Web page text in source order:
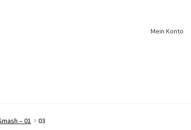
Mein Konto
– 01 03